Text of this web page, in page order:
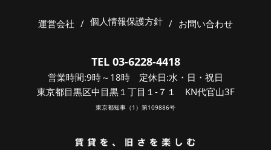
運営会社 / 個人情報保護方針 / お問い合わせ
TEL 03-6228-4418
営業時間:9時～18時 定休日:水・日・祝日
東京都目黒区中目黒１丁目１-７１ KN代官山3F
東京都知事（1）第109886号